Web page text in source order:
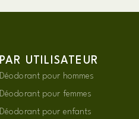
PAR UTILISATEUR
Déodorant pour hommes
Déodorant pour femmes
Déodorant pour enfants